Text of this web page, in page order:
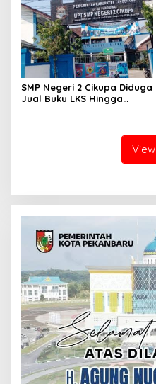
Minyak Jelantah Bersama
Ibu-Ibu PPK di Desa Pekan
Tua, Kempas.
SMP Negeri 2 Cikupa Diduga
Jual Buku LKS Hingga